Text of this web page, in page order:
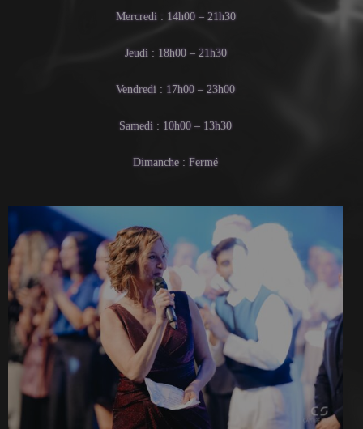
Mercredi : 14h00 – 21h30
Jeudi : 18h00 – 21h30
Vendredi : 17h00 – 23h00
Samedi : 10h00 – 13h30
Dimanche : Fermé